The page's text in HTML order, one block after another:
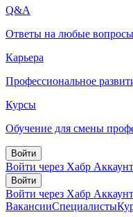
Q&A
Ответы на любые
Карьера
Профессиональное
Курсы
Обучение для смены
Войти
Войти через Хабр Аккаунт
Войти
Войти через Хабр Аккаунт
ВакансииСпециалисты